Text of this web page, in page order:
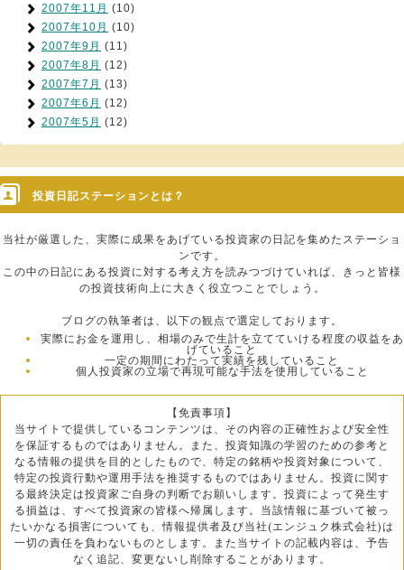
2007年11月 (10)
2007年10月 (10)
2007年9月 (11)
2007年8月 (12)
2007年7月 (13)
2007年6月 (12)
2007年5月 (12)
投資日記ステーションとは？
当社が厳選した、実際に成果をあげている投資家の日記を集めたステーショ
ンです。
この中の日記にある投資に対する考え方を読みつづけていれば、きっと皆様
の投資技術向上に大きく役立つことでしょう。
ブログの執筆者は、以下の観点で選定しております。
実際にお金を運用し、相場のみで生計を立てていける程度の収益をあ
げていること
一定の期間にわたって実績を残していること
個人投資家の立場で再現可能な手法を使用していること
【免責事項】
当サイトで提供しているコンテンツは、その内容の正確性および安全性
を保証するものではありません。また、投資知識の学習のための参考と
なる情報の提供を目的としたもので、特定の銘柄や投資対象について、
特定の投資行動や運用手法を推奨するものではありません。投資に関す
る最終決定は投資家ご自身の判断でお願いします。投資によって発生す
る損益は、すべて投資家の皆様へ帰属します。当該情報に基づいて被っ
たいかなる損害についても、情報提供者及び当社(エンジュク株式会社)は
一切の責任を負わないものとします。また当サイトの記載内容は、予告
なく追記、変更ないし削除することがあります。